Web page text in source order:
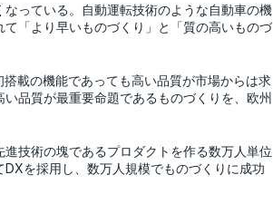
っている。自動運転技術のような自動車の機
「より早いものづくり」と「質の高いものづ
載の機能であっても高い品質が市場からは求
品質が最重要命題であるものづくりを、欧州
技術の塊であるプロダクトを作る数万人単位
を採用し、数万人規模でものづくりに成功